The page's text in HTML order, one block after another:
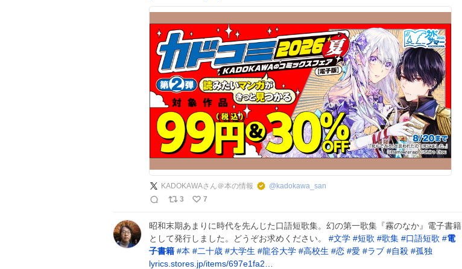
KADOKAWAさん＠本の情報 @ kadokawa_san
3
7
昭和末期あまりに時代を先んじた口語短歌集。幻の第一歌集『霧のなか』電子書籍
として発行しました。どうぞお求めください。 #文学 #短歌 #歌集 #口語短歌 #電
子書籍 #本 #二十歳 #大学生 #龍谷大学 #高校生 #恋 #愛 #ラブ #自殺 #孤独
lyrics.stores.jp/items/697e1fa2…